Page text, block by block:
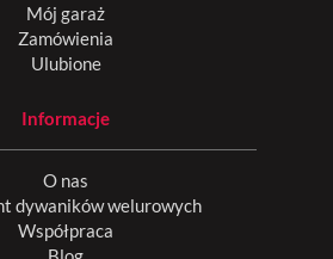
Mój garaż
Zamówienia
Ulubione
Informacje
O nas
dywaników welurowych
Współpraca